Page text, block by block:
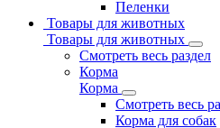
Пеленки
Товары для животных
Товары для животных
Смотреть весь раздел
Корма
Корма
Смотреть весь
Корма для собак